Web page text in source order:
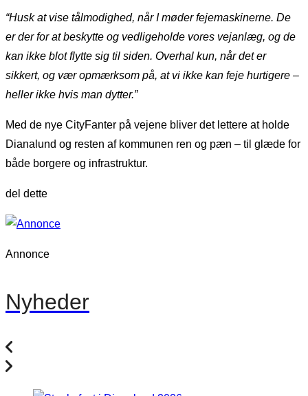
“Husk at vise tålmodighed, når I møder fejemaskinerne. De
er der for at beskytte og vedligeholde vores vejanlæg, og de
kan ikke blot flytte sig til siden. Overhal kun, når det er
sikkert, og vær opmærksom på, at vi ikke kan feje hurtigere –
heller ikke hvis man dytter.”
Med de nye CityFanter på vejene bliver det lettere at holde
Dianalund og resten af kommunen ren og pæn – til glæde for
både borgere og infrastruktur.
del dette
Annonce
Nyheder